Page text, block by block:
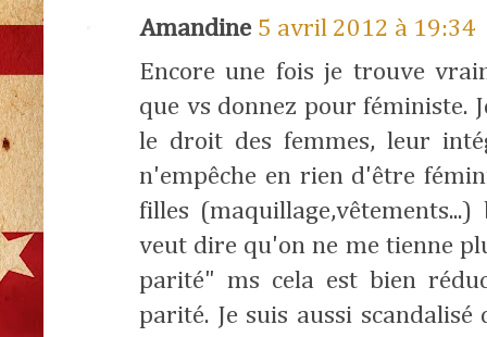
Amandine 5 avril 2012 à 19:34
Encore une fois je trouve
que vs donnez pour féministe.
le droit des femmes, leur
n'empêche en rien d'être
filles
veut dire qu'on ne me tienne
parité" ms cela est bien
parité. Je suis aussi